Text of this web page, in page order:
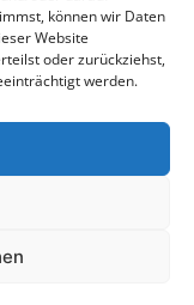
können wir Daten
Website
oder zurückziehst,
werden.